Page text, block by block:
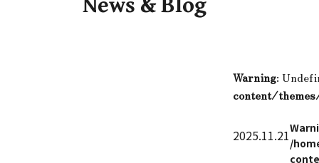
Warning:
content/
2025.11.21/